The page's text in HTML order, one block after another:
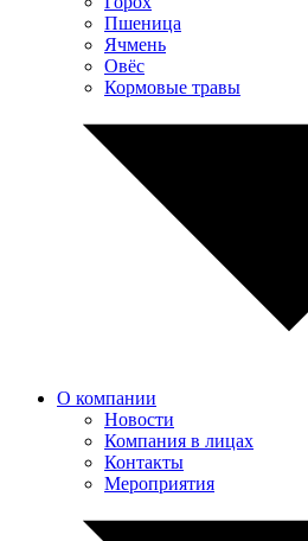
Пшеница
Ячмень
Овёс
Кормовые травы
О компании
Новости
Компания в лицах
Контакты
Мероприятия